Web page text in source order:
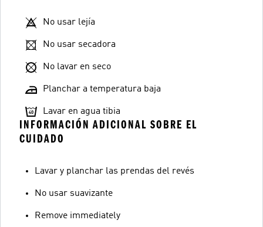
No usar lejía
No usar secadora
No lavar en seco
Planchar a temperatura baja
Lavar en agua tibia
INFORMACIÓN ADICIONAL SOBRE EL
CUIDADO
Lavar y planchar las prendas del revés
No usar suavizante
Remove immediately